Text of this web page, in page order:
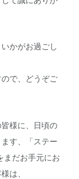
かがお過ごし
で、どうぞご
様に、日頃の
す、「ステー
まだお手元にお
は、